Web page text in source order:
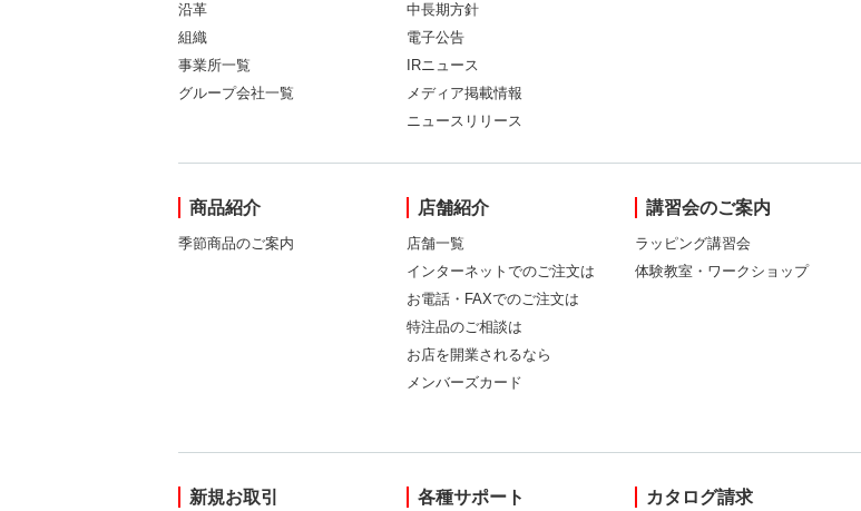
沿革
組織
事業所一覧
グループ会社一覧
中長期方針
電子公告
IRニュース
メディア掲載情報
ニュースリリース
商品紹介
季節商品のご案内
店舗紹介
店舗一覧
インターネットでのご注文は
お電話・FAXでのご注文は
特注品のご相談は
お店を開業されるなら
メンバーズカード
講習会のご案内
ラッピング講習会
体験教室・ワークショップ
新規お取引 各種サポート カタログ請求